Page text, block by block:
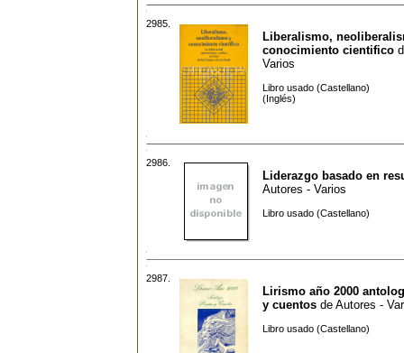
2985.
Liberalismo,
conocimiento cientifico
Varios
Libro usado (Castellano)
(Inglés)
2986.
Liderazgo basado en
Autores - Varios
Libro usado (Castellano)
2987.
Lirismo año 2000
y cuentos de Autores -
Libro usado (Castellano)